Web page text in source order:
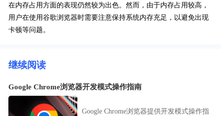
在内存占用方面的表现仍然较为出色。然而，由于内存占用较高，
用户在使用谷歌浏览器时需要注意保持系统内存充足，以避免出现
卡顿等问题。
继续阅读
Google Chrome浏览器开发模式操作指南
Google Chrome浏览器提供开发模式操作指